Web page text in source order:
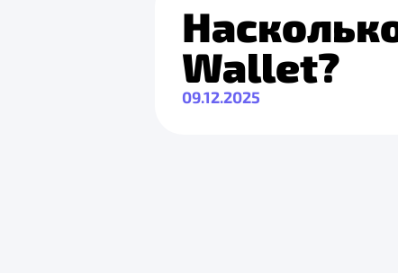
Wallet?
09.12.2025